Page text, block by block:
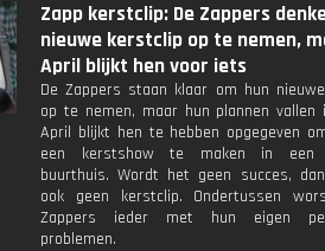
Zapp kerstclip: De Zappers
nieuwe kerstclip op te nemen,
April blijkt hen voor iets
De Zappers staan klaar om hun
op te nemen, maar hun plannen vallen
April blijkt hen te hebben opgegeven
een kerstshow te maken in een
buurthuis. Wordt het geen succes,
ook geen kerstclip. Ondertussen
Zappers ieder met hun eigen
problemen.